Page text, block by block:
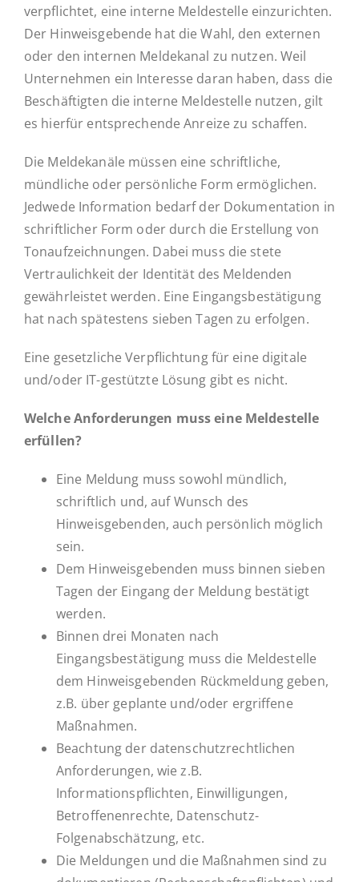
verpflichtet, eine interne Meldestelle einzurichten.
Der Hinweisgebende hat die Wahl, den externen
oder den internen Meldekanal zu nutzen. Weil
Unternehmen ein Interesse daran haben, dass die
Beschäftigten die interne Meldestelle nutzen, gilt
es hierfür entsprechende Anreize zu schaffen.
Die Meldekanäle müssen eine schriftliche,
mündliche oder persönliche Form ermöglichen.
Jedwede Information bedarf der Dokumentation in
schriftlicher Form oder durch die Erstellung von
Tonaufzeichnungen. Dabei muss die stete
Vertraulichkeit der Identität des Meldenden
gewährleistet werden. Eine Eingangsbestätigung
hat nach spätestens sieben Tagen zu erfolgen.
Eine gesetzliche Verpflichtung für eine digitale
und/oder IT-gestützte Lösung gibt es nicht.
Welche Anforderungen muss eine Meldestelle
erfüllen?
Eine Meldung muss sowohl mündlich,
schriftlich und, auf Wunsch des
Hinweisgebenden, auch persönlich möglich
sein.
Dem Hinweisgebenden muss binnen sieben
Tagen der Eingang der Meldung bestätigt
werden.
Binnen drei Monaten nach
Eingangsbestätigung muss die Meldestelle
dem Hinweisgebenden Rückmeldung geben,
z.B. über geplante und/oder ergriffene
Maßnahmen.
Beachtung der datenschutzrechtlichen
Anforderungen, wie z.B.
Informationspflichten, Einwilligungen,
Betroffenenrechte, Datenschutz-
Folgenabschätzung, etc.
Die Meldungen und die Maßnahmen sind zu